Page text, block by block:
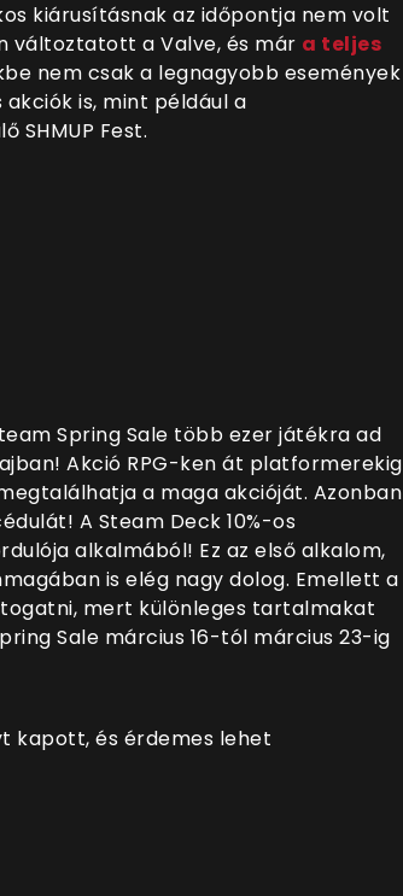
kiárusításnak az időpontja nem volt
változtatott a Valve, és már a teljes
nem csak a legnagyobb események
is, mint például a
SHMUP Fest.
Spring Sale több ezer játékra ad
Akció RPG-ken át platformerekig
a maga akcióját. Azonban
A Steam Deck 10%-os
alkalmából! Ez az első alkalom,
is elég nagy dolog. Emellett a
mert különleges tartalmakat
Sale március 16-tól március 23-ig
kapott, és érdemes lehet